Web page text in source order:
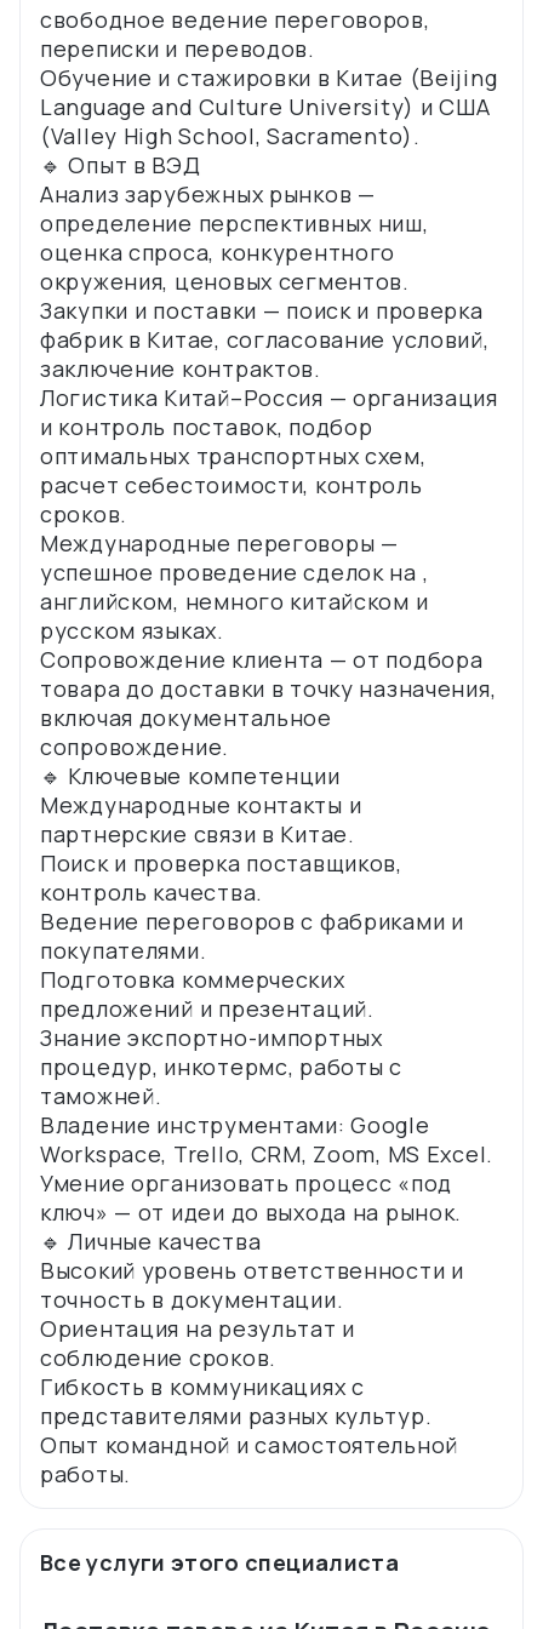
свободное ведение переговоров,
переписки и переводов.
Обучение и стажировки в Китае (Beijing
Language and Culture University) и США
(Valley High School, Sacramento).
🔹 Опыт в ВЭД
Анализ зарубежных рынков —
определение перспективных ниш,
оценка спроса, конкурентного
окружения, ценовых сегментов.
Закупки и поставки — поиск и проверка
фабрик в Китае, согласование условий,
заключение контрактов.
Логистика Китай–Россия — организация
и контроль поставок, подбор
оптимальных транспортных схем,
расчет себестоимости, контроль
сроков.
Международные переговоры —
успешное проведение сделок на ,
английском, немного китайском и
русском языках.
Сопровождение клиента — от подбора
товара до доставки в точку назначения,
включая документальное
сопровождение.
🔹 Ключевые компетенции
Международные контакты и
партнерские связи в Китае.
Поиск и проверка поставщиков,
контроль качества.
Ведение переговоров с фабриками и
покупателями.
Подготовка коммерческих
предложений и презентаций.
Знание экспортно-импортных
процедур, инкотермс, работы с
таможней.
Владение инструментами: Google
Workspace, Trello, CRM, Zoom, MS Excel.
Умение организовать процесс «под
ключ» — от идеи до выхода на рынок.
🔹 Личные качества
Высокий уровень ответственности и
точность в документации.
Ориентация на результат и
соблюдение сроков.
Гибкость в коммуникациях с
представителями разных культур.
Опыт командной и самостоятельной
Все услуги этого специалиста